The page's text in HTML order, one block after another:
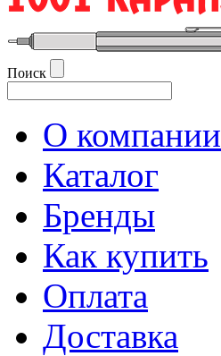
Поиск
О компании
Каталог
Бренды
Как купить
Оплата
Доставка